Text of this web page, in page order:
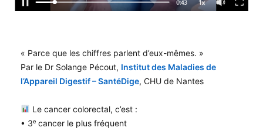
« Parce que les chiffres parlent d’eux-mêmes. »
Par le Dr Solange Pécout, Institut des Maladies de
l’Appareil Digestif – SantéDige, CHU de Nantes
Le cancer colorectal, c’est :
• 3ᵉ cancer le plus fréquent